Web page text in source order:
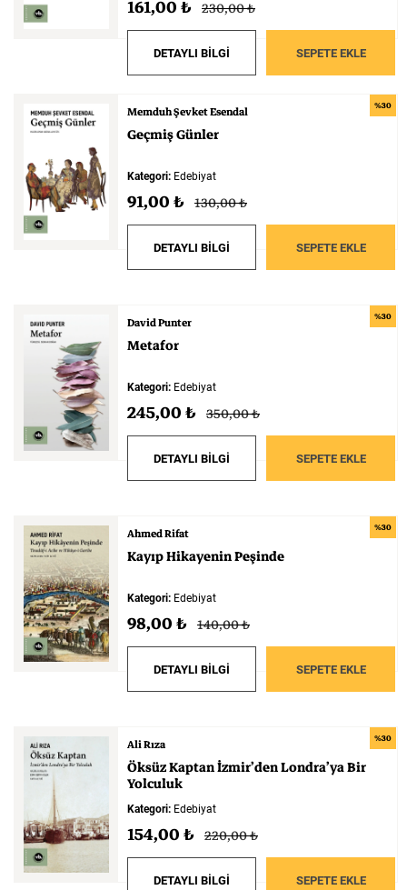
161,00 ₺ 230,00 ₺
DETAYLI BİLGİ SEPETE EKLE
%30
Memduh Şevket Esendal
GeçmişGünler
Kategori: Edebiyat
91,00 ₺ 130,00 ₺
DETAYLI BİLGİ SEPETE EKLE
%30
David Punter
Metafor
Kategori: Edebiyat
245,00 ₺ 350,00 ₺
DETAYLI BİLGİ SEPETE EKLE
%30
Ahmed Rifat
KayıpHikayeninPeşinde
Kategori: Edebiyat
98,00 ₺ 140,00 ₺
DETAYLI BİLGİ SEPETE EKLE
%30
Ali Rıza
ÖksüzKaptanİzmir’denLondra’yaBir
Yolculuk
Kategori: Edebiyat
154,00 ₺ 220,00 ₺
DETAYLI BİLGİ SEPETE EKLE